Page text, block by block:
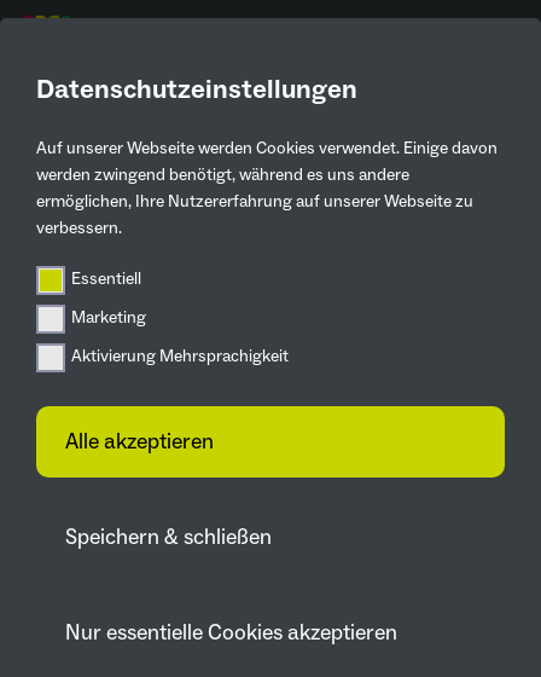
Datenschutzeinstellungen
Auf unserer Webseite werden Cookies verwendet. Einige davon
werden zwingend benötigt, während es uns andere
ermöglichen, Ihre Nutzererfahrung auf unserer Webseite zu
verbessern.
Essentiell
Marketing
Aktivierung Mehrsprachigkeit
Alle akzeptieren
Speichern & schließen
Nur essentielle Cookies akzeptieren
PRESSEMELDUNGEN
Zurück
Mein Garten
Gemeinschaftsgarten
war gestern – morgen
gibt es „Gärten für die
Gemeinschaft“
Erstes Modellprojekt in der Ebene